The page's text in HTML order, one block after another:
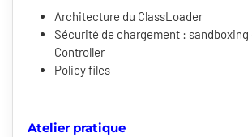
Architecture du ClassLoader
Sécurité de chargement : sandboxing
Controller
Policy files
Atelier pratique